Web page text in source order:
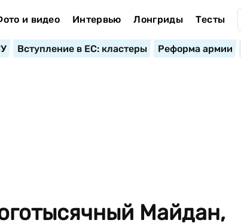
и видео Интервью Лонгриды Тесты
Вступление в ЕС: кластеры Реформа армии
Майдан,